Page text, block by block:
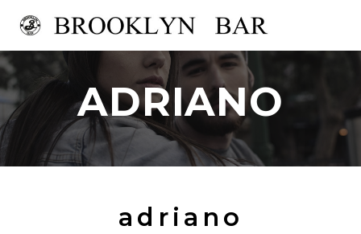
au
ADRIANO
adriano